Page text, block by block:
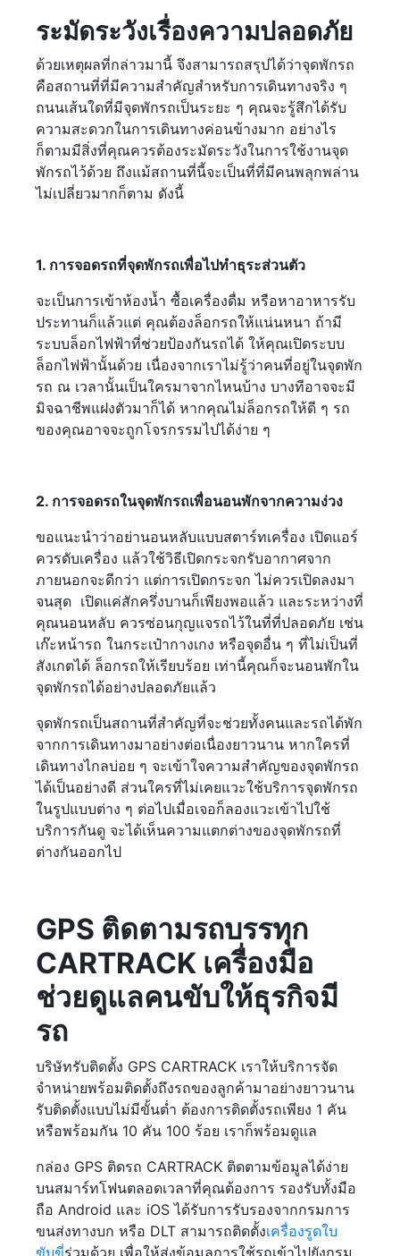
ระมัดระวังเรื่องความปลอดภัย
ด้วยเหตุผลที่กล่าวมานี้ จึงสามารถสรุปได้ว่าจุดพักรถ
คือสถานที่ที่มีความสำคัญสำหรับการเดินทางจริง ๆ
ถนนเส้นใดที่มีจุดพักรถเป็นระยะ ๆ คุณจะรู้สึกได้รับ
ความสะดวกในการเดินทางค่อนข้างมาก อย่างไร
ก็ตามมีสิ่งที่คุณควรต้องระมัดระวังในการใช้งานจุด
พักรถไว้ด้วย ถึงแม้สถานที่นี้จะเป็นที่ที่มีคนพลุกพล่าน
ไม่เปลี่ยวมากก็ตาม ดังนี้
1. การจอดรถที่จุดพักรถเพื่อไปทำธุระส่วนตัว
จะเป็นการเข้าห้องน้ำ ซื้อเครื่องดื่ม หรือหาอาหารรับ
ประทานก็แล้วแต่ คุณต้องล็อกรถให้แน่นหนา ถ้ามี
ระบบล็อกไฟฟ้าที่ช่วยป้องกันรถได้ ให้คุณเปิดระบบ
ล็อกไฟฟ้านั้นด้วย เนื่องจากเราไม่รู้ว่าคนที่อยู่ในจุดพัก
รถ ณ เวลานั้นเป็นใครมาจากไหนบ้าง บางทีอาจจะมี
มิจฉาชีพแฝงตัวมาก็ได้ หากคุณไม่ล็อกรถให้ดี ๆ รถ
ของคุณอาจจะถูกโจรกรรมไปได้ง่าย ๆ
2. การจอดรถในจุดพักรถเพื่อนอนพักจากความง่วง
ขอแนะนำว่าอย่านอนหลับแบบสตาร์ทเครื่อง เปิดแอร์
ควรดับเครื่อง แล้วใช้วิธีเปิดกระจกรับอากาศจาก
ภายนอกจะดีกว่า แต่การเปิดกระจก ไม่ควรเปิดลงมา
จนสุด เปิดแค่สักครึ่งบานก็เพียงพอแล้ว และระหว่างที่
คุณนอนหลับ ควรซ่อนกุญแจรถไว้ในที่ที่ปลอดภัย เช่น
เก๊ะหน้ารถ ในกระเป๋ากางเกง หรือจุดอื่น ๆ ที่ไม่เป็นที่
สังเกตได้ ล็อกรถให้เรียบร้อย เท่านี้คุณก็จะนอนพักใน
จุดพักรถได้อย่างปลอดภัยแล้ว
จุดพักรถเป็นสถานที่สำคัญที่จะช่วยทั้งคนและรถได้พัก
จากการเดินทางมาอย่างต่อเนื่องยาวนาน หากใครที่
เดินทางไกลบ่อย ๆ จะเข้าใจความสำคัญของจุดพักรถ
ได้เป็นอย่างดี ส่วนใครที่ไม่เคยแวะใช้บริการจุดพักรถ
ในรูปแบบต่าง ๆ ต่อไปเมื่อเจอก็ลองแวะเข้าไปใช้
บริการกันดู จะได้เห็นความแตกต่างของจุดพักรถที่
ต่างกันออกไป
GPS ติดตามรถบรรทุก
CARTRACK เครื่องมือ
ช่วยดูแลคนขับให้ธุรกิจมี
รถ
บริษัทรับติดตั้ง GPS CARTRACK เราให้บริการจัด
จำหน่ายพร้อมติดตั้งถึงรถของลูกค้ามาอย่างยาวนาน
รับติดตั้งแบบไม่มีขั้นต่ำ ต้องการติดตั้งรถเพียง 1 คัน
หรือพร้อมกัน 10 คัน 100 ร้อย เราก็พร้อมดูแล
กล่อง GPS ติดรถ CARTRACK ติดตามข้อมูลได้ง่าย
บนสมาร์ทโฟนตลอดเวลาที่คุณต้องการ รองรับทั้งมือ
ถือ Android และ iOS ได้รับการรับรองจากกรมการ
ขนส่งทางบก หรือ DLT สามารถติดตั้งเครื่องรูดใบ